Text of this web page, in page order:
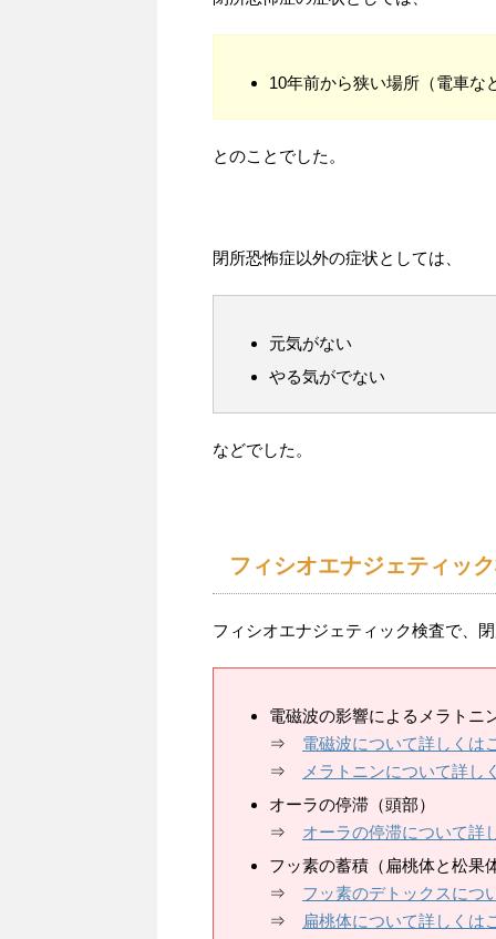
10年前から狭い場所（電車な
とのことでした。
閉所恐怖症以外の症状としては、
元気がない
やる気がでない
などでした。
フィシオエナジェティッ
フィシオエナジェティック検査で、
電磁波の影響によるメラトニ
⇒ 電磁波について詳しくは
⇒
メラトニンについて詳し
オーラの停滞（頭部）
⇒ オーラの停滞について詳
フッ素の蓄積（扁桃体と松果
⇒ フッ素のデトックスにつ
⇒
扁桃体について詳しくは